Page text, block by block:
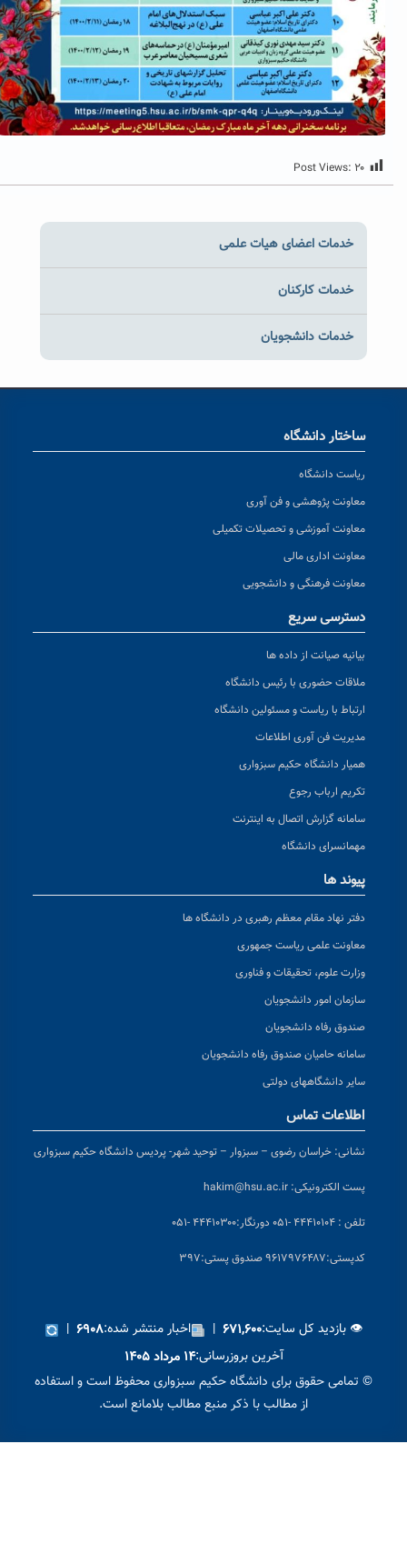
Post Views:۲۰
خدمات اعضای هیات علمی
خدمات کارکنان
خدمات دانشجویان
ساختار دانشگاه
ریاست دانشگاه
معاونت پژوهشی و فن آوری
معاونت آموزشی و تحصیلات تکمیلی
معاونت اداری مالی
معاونت فرهنگی و دانشجویی
دسترسی سریع
بیانیه صیانت از داده ها
ملاقات حضوری با رئیس دانشگاه
ارتباط با ریاست و مسئولین دانشگاه
مدیریت فن آوری اطلاعات
همیار دانشگاه حکیم سبزواری
تکریم ارباب رجوع
سامانه گزارش اتصال به اینترنت
مهمانسرای دانشگاه
پیوند ها
دفتر نهاد مقام معظم رهبری در دانشگاه ها
معاونت علمی ریاست جمهوری
وزارت علوم، تحقیقات و فناوری
سازمان امور دانشجویان
صندوق رفاه دانشجویان
سامانه حامیان صندوق رفاه دانشجویان
سایر دانشگاههای دولتی
اطلاعات تماس
نشانی:خراسان رضوی – سبزوار – توحید شهر- پردیس دانشگاه حکیم سبزواری
پست الکترونیکی:hakim@hsu.ac.ir
تلفن : ۴۴۴۱۰۱۰۴ -۰۵۱ دورنگار:۴۴۴۱۰۳۰۰ -۰۵۱
پستی:۹۶۱۷۹۷۶۴۸۷ صندوق پستی:۳۹۷
👁 بازدید کل سایت:۶۷۱,۶۰۰| اخبار منتشر شده: ۶۹۰۸|
آخرین بروزرسانی:۱۴ مرداد ۱۴۰۵
© تمامی حقوق برای دانشگاه حکیم سبزواری محفوظ است و استفاده
از مطالب با ذکر منبع مطالب بلامانع است.